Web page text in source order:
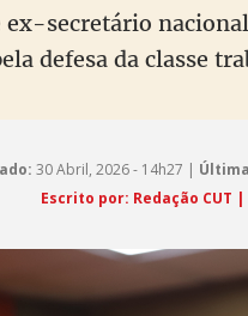
ex-secretário
defesa da classe
30 Abril, 2026 - 14h27 |
Escrito por: Redação CUT